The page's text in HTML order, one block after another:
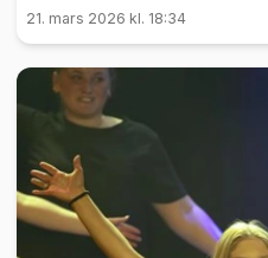
21. mars 2026 kl. 18:34